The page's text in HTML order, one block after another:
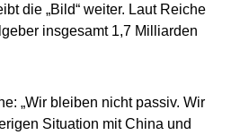
die „Bild“ weiter. Laut Reiche
insgesamt 1,7 Milliarden
„Wir bleiben nicht passiv. Wir
Situation mit China und